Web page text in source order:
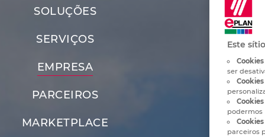
SOLUÇÕES
SERVIÇOS
EMPRESA
PARCEIROS
MARKETPLACE
Este
ser
podermos
parceiros